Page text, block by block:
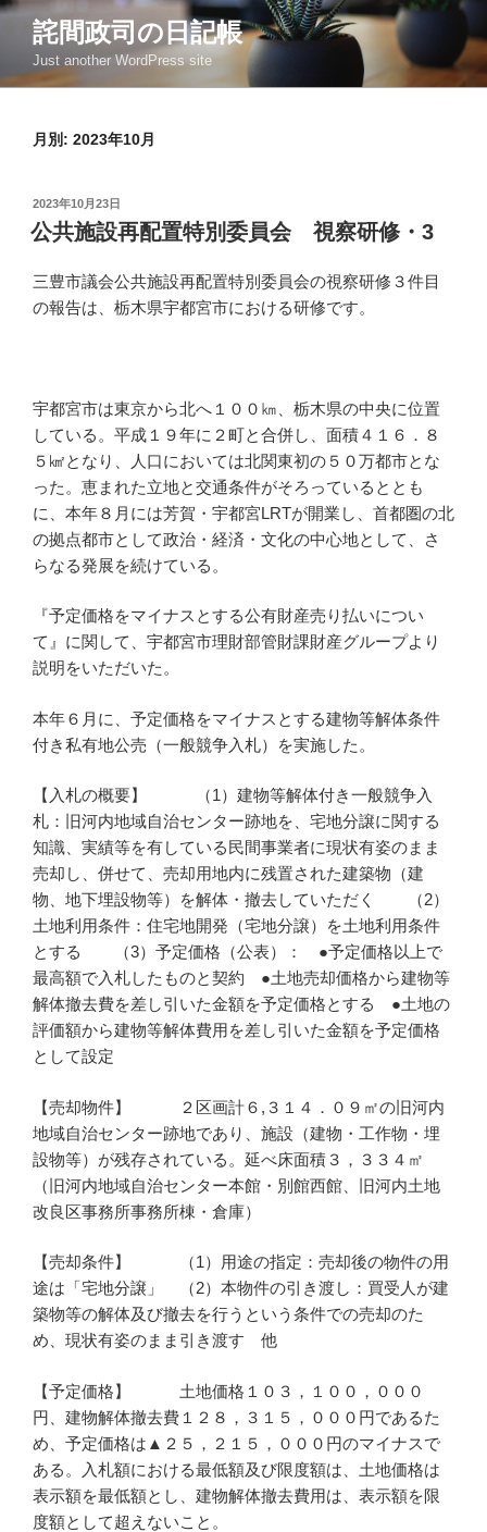
コ
ン
詫間政司の日記帳
Just another WordPress site
月別: 2023年10月
投
稿
日:
2023年10月23日
公共施設再配置特別委員会 視察研修・3
三豊市議会公共施設再配置特別委員会の視察研修３件目
の報告は、栃木県宇都宮市における研修です。
宇都宮市は東京から北へ１００㎞、栃木県の中央に位置
している。平成１９年に２町と合併し、面積４１６．８
５㎢となり、人口においては北関東初の５０万都市とな
った。恵まれた立地と交通条件がそろっているととも
に、本年８月には芳賀・宇都宮LRTが開業し、首都圏の北
の拠点都市として政治・経済・文化の中心地として、さ
らなる発展を続けている。
『予定価格をマイナスとする公有財産売り払いについ
て』に関して、宇都宮市理財部管財課財産グループより
説明をいただいた。
本年６月に、予定価格をマイナスとする建物等解体条件
付き私有地公売（一般競争入札）を実施した。
【入札の概要】 （1）建物等解体付き一般競争入
札：旧河内地域自治センター跡地を、宅地分譲に関する
知識、実績等を有している民間事業者に現状有姿のまま
売却し、併せて、売却用地内に残置された建築物（建
物、地下埋設物等）を解体・撤去していただく （2）
土地利用条件：住宅地開発（宅地分譲）を土地利用条件
とする （3）予定価格（公表）： ●予定価格以上で
最高額で入札したものと契約 ●土地売却価格から建物等
解体撤去費を差し引いた金額を予定価格とする ●土地の
評価額から建物等解体費用を差し引いた金額を予定価格
として設定
【売却物件】 ２区画計６,３１４．０９㎡の旧河内
地域自治センター跡地であり、施設（建物・工作物・埋
設物等）が残存されている。延べ床面積３，３３４㎡
（旧河内地域自治センター本館・別館西館、旧河内土地
改良区事務所事務所棟・倉庫）
【売却条件】 （1）用途の指定：売却後の物件の用
途は「宅地分譲」 （2）本物件の引き渡し：買受人が建
築物等の解体及び撤去を行うという条件での売却のた
め、現状有姿のまま引き渡す 他
【予定価格】 土地価格１０３，１００，０００
円、建物解体撤去費１２８，３１５，０００円であるた
め、予定価格は▲２５，２１５，０００円のマイナスで
ある。入札額における最低額及び限度額は、土地価格は
表示額を最低額とし、建物解体撤去費用は、表示額を限
度額として超えないこと。